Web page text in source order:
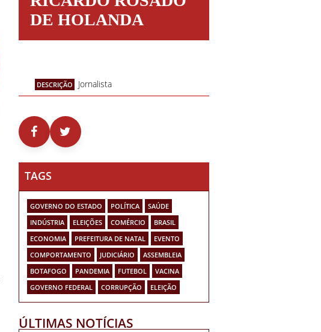
DE HOLANDA
DESCRIÇÃO Jornalista
TAGS
GOVERNO DO ESTADO POLÍTICA
SAÚDE
INDÚSTRIA
ELEIÇÕES COMÉRCIO
BRASIL
ECONOMIA
PREFEITURA DE NATAL
EVENTO
COMPORTAMENTO
JUDICIÁRIO
ASSEMBLEIA
BOTAFOGO
PANDEMIA FUTEBOL
VACINA
GOVERNO FEDERAL
CORRUPÇÃO ELEIÇÃO
ÚLTIMAS NOTÍCIAS